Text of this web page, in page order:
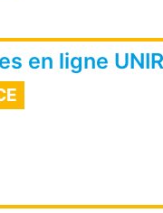
en ligne